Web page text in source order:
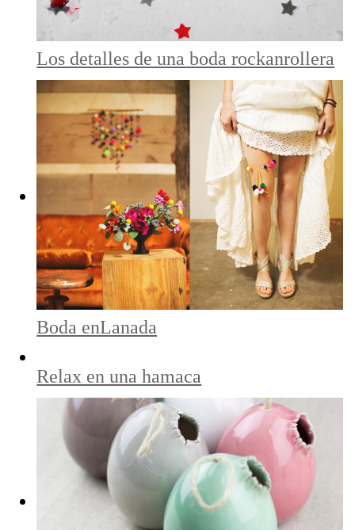
Los detalles de una boda rockanrollera
Boda enLanada
Relax en una hamaca